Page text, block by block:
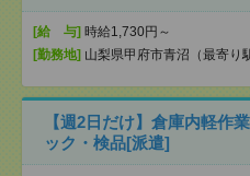
[給 与] 時給1,730円～
[勤務地] 山梨県甲府市青沼（最寄り
【週2日だけ】倉庫内軽
ック・検品[派遣]